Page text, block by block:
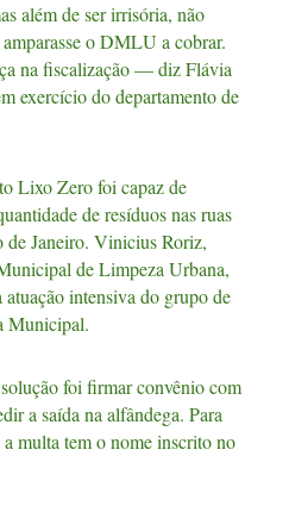
além de ser irrisória, não
o DMLU a cobrar.
na fiscalização — diz Flávia
exercício do departamento de
Lixo Zero foi capaz de
de resíduos nas ruas
de Janeiro. Vinicius Roriz,
de Limpeza Urbana,
intensiva do grupo de
Municipal.
foi firmar convênio com
a saída na alfândega. Para
multa tem o nome inscrito no